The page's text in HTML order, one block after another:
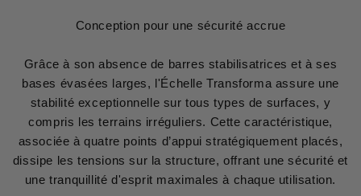
Conception pour une sécurité accrue
Grâce à son absence de barres stabilisatrices et à ses
bases évasées larges, l'Échelle Transforma assure une
stabilité exceptionnelle sur tous types de surfaces, y
compris les terrains irréguliers. Cette caractéristique,
associée à quatre points d’appui stratégiquement placés,
dissipe les tensions sur la structure, offrant une sécurité et
une tranquillité d'esprit maximales à chaque utilisation.